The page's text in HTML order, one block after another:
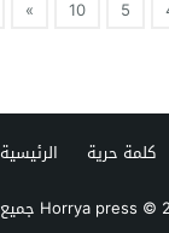
5
10
»
كلمة حرية الرئيسية
محفوظة.